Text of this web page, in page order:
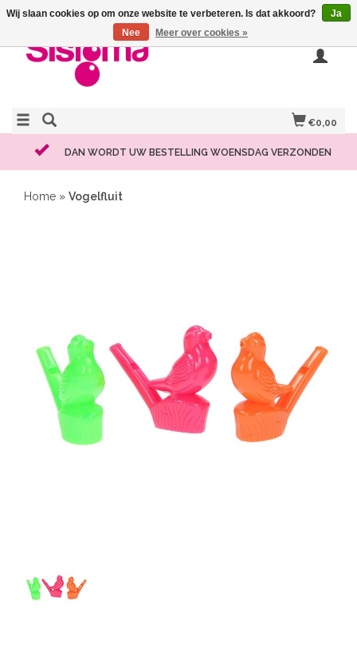
€0,00
DAN WORDT UW BESTELLING WOENSDAG VERZONDEN
Home » Vogelfluit
Wij slaan cookies op om onze website te verbeteren. Is dat akkoord?
Ja
Nee
Meer over cookies »